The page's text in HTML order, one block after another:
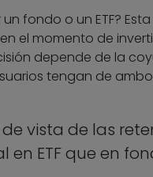
fondo o un ETF?
el momento de
depende de la
tengan de
vista de las
en ETF que en